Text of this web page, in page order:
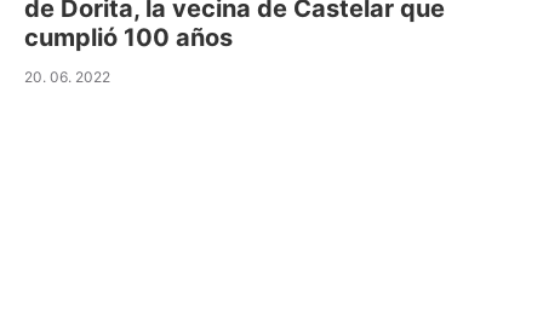
de Dorita, la vecina de Castelar que
cumplió 100 años
20. 06. 2022